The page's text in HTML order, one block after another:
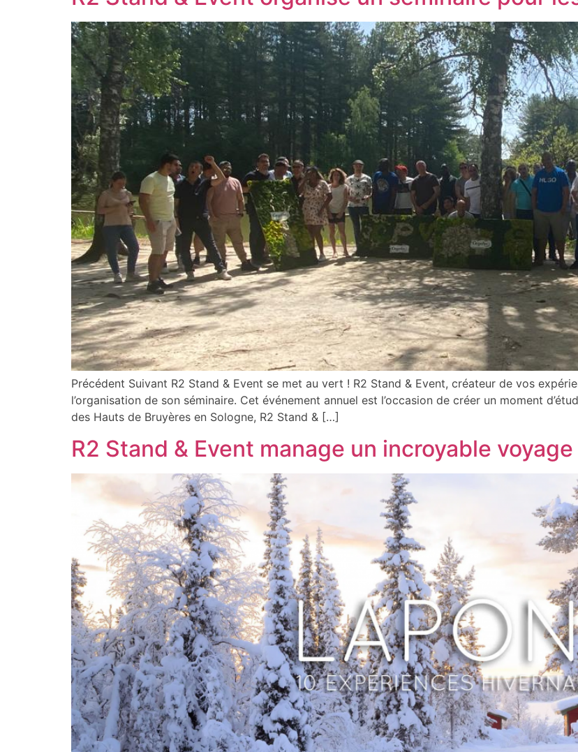
Précédent Suivant R2 Stand & Event se met au vert ! R2 Stand & Event, créateur de vos
l’organisation de son séminaire. Cet événement annuel est l’occasion de créer un moment
des Hauts de Bruyères en Sologne, R2 Stand & […]
R2 Stand & Event manage un incroyable